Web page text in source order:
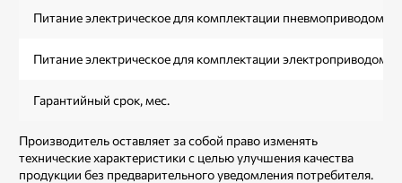
Питание электрическое для комплектации пневмоприводом
Питание электрическое для комплектации электроприводом
Гарантийный срок, мес.
Производитель оставляет за собой право изменять
технические характеристики с целью улучшения качества
продукции без предварительного уведомления потребителя.